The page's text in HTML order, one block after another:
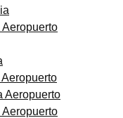
Aeropuerto